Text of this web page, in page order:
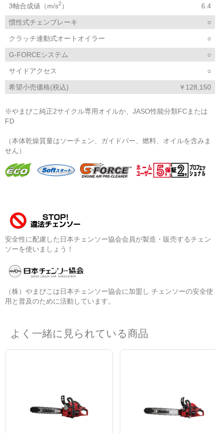
3軸合成値（m/s2） 6.4
慣性式チェンブレーキ ○
クラッチ連動式オートオイラー ○
G-FORCEシステム ○
サイドアクセス ○
希望小売価格(税込) ￥128,150
※やまびこ純正2サイクル専用オイルか、JASO性能分類FCまたは
FD
（本体乾燥質量はソーチェン、ガイドバー、燃料、オイルを含みま
せん）
安全性に配慮した日本チェンソー協会会員が製造・販売するチェン
ソーを使いましょう！
（株）やまびこは日本チェンソー協会に加盟し チェンソーの安全使
用と普及のために活動しています。
よく一緒に見られている商品